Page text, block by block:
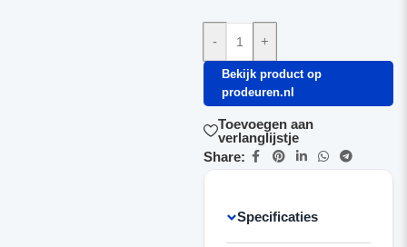
- +
Bekijk product op
prodeuren.nl
Toevoegen aan
verlanglijstje
Share:
Specificaties